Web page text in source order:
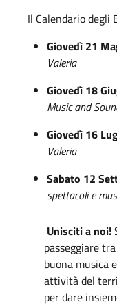
Il Calendario degli
Giovedì 21
Valeria
Giovedì 18
Music and
Giovedì 16
Valeria
Sabato 12
spettacoli e
Unisciti a noi!
passeggiare
buona musica
attività del
per dare